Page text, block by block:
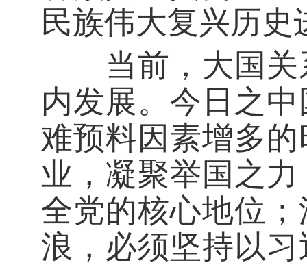
民族伟大复兴历
当前，大国关
内发展。今日之
难预料因素增多
业，凝聚举国之
全党的核心地位
浪，必须坚持以